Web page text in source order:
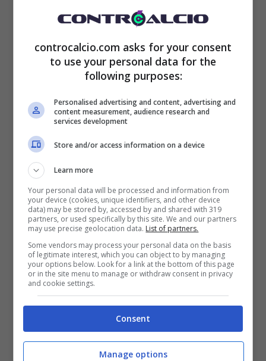
Alonso ex Fiorentina potrebbe tornare in Italia (ansa foto) –
controcalcio.com
Quest’ultimo è un’opzione interessante da
vagliare, una ipotesi che matura dalla sua
conosce già la Serie A e per gennaio
controcalcio.com asks for your consent
to use your personal data for the
following purposes:
Personalised advertising and content, advertising and
content measurement, audience research and
services development
Store and/or access information on a device
Learn more
Your personal data will be processed and information from
your device (cookies, unique identifiers, and other device
data) may be stored by, accessed by and shared with 319
partners, or used specifically by this site. We and our partners
may use precise geolocation data. List of partners.
Some vendors may process your personal data on the basis
of legitimate interest, which you can object to by managing
your options below. Look for a link at the bottom of this page
or in the site menu to manage or withdraw consent in privacy
and cookie settings.
Consent
Manage options